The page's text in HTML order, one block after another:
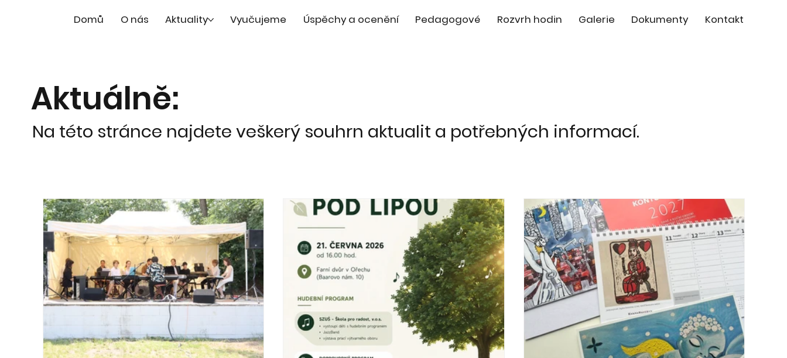
Domů O nás Aktuality Vyučujeme Úspěchy a ocenění Pedagogové Rozvrh hodin Galerie Dokumenty Kontakt
Aktuálně:
Na této stránce najdete veškerý souhrn aktualit a potřebných informací.